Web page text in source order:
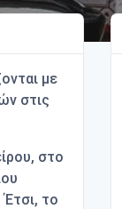
με
στις
στο
Έτσι, το